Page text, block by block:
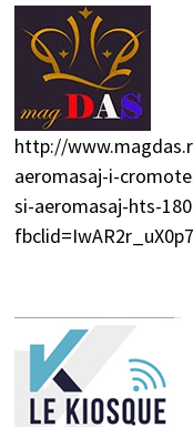
http://
aeromasaj-i-
si-aeromasaj-hts-